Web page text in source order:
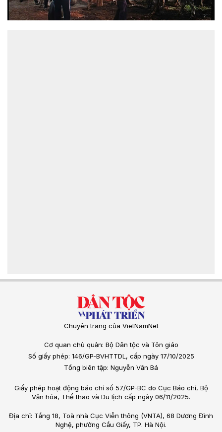
Chuyên trang của VietNamNet
Cơ quan chủ quản: Bộ Dân tộc và Tôn giáo
Số giấy phép: 146/GP-BVHTTDL, cấp ngày 17/10/2025
Tổng biên tập: Nguyễn Văn Bá
Giấy phép hoạt động báo chí số 57/GP-BC do Cục Báo chí, Bộ
Văn hóa, Thể thao và Du lịch cấp ngày 06/11/2025.
Địa chỉ: Tầng 18, Toà nhà Cục Viễn thông (VNTA), 68 Dương Đình
Nghệ, phường Cầu Giấy, TP. Hà Nội.